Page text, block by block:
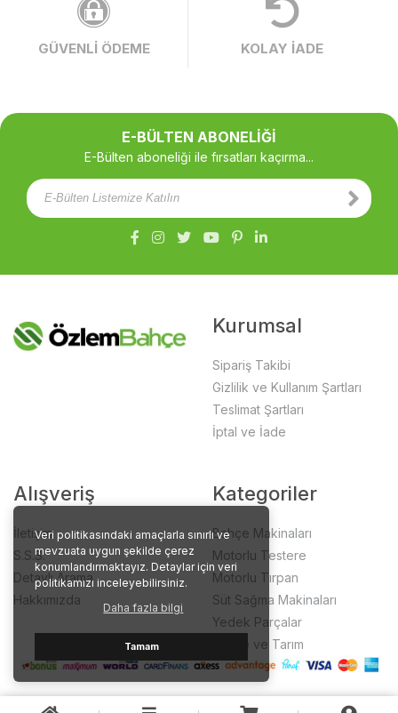
Veri politikasındaki amaçlarla sınırlı ve
mevzuata uygun şekilde çerez
konumlandırmaktayız. Detaylar için veri
politikamızı inceleyebilirsiniz.
Daha fazla bilgi
Tamam
GÜVENLİ ÖDEME KOLAY İADE
E-BÜLTEN ABONELİĞİ
E-Bülten aboneliği ile fırsatları kaçırma...
Kurumsal
Sipariş Takibi
Gizlilik ve Kullanım Şartları
Teslimat Şartları
İptal ve İade
Alışveriş
İletişim
S.S.S.
Detaylı Arama
Hakkımızda
Kategoriler
Bahçe Makinaları
Motorlu Testere
Motorlu Tırpan
Süt Sağma Makinaları
Yedek Parçalar
Bahçe ve Tarım